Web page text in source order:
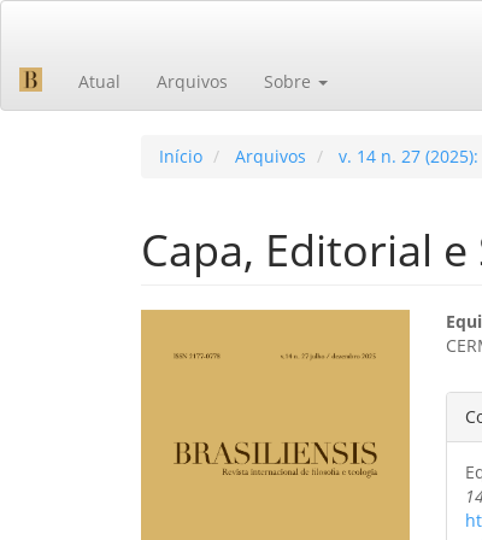
principal
Barra
Atual Arquivos Sobre
Início Arquivos v. 14 n. 27
Capa, Editorial
lateral
artigos